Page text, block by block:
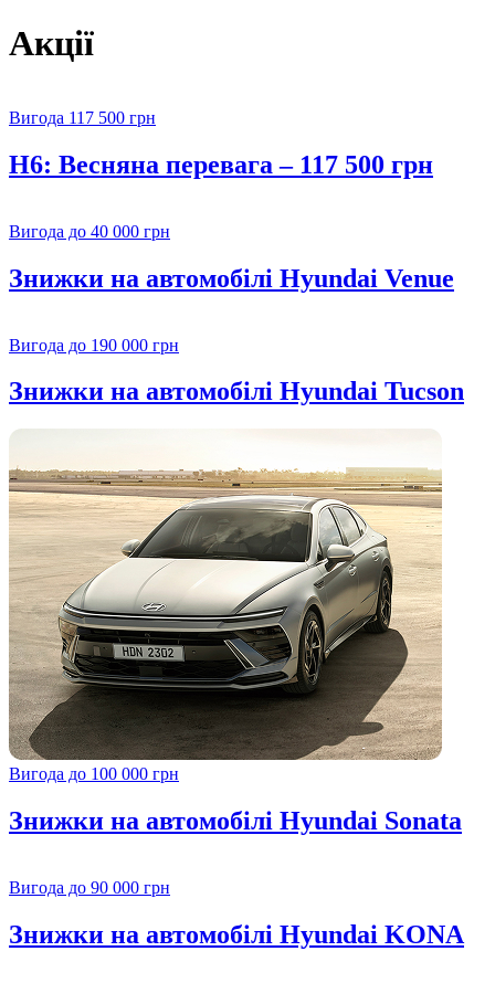
Акції
Вигода 117 500 грн
H6: Весняна перевага – 117 500 грн
Вигода до 40 000 грн
Знижки на автомобілі Hyundai Venue
Вигода до 190 000 грн
Знижки на автомобілі Hyundai Tucson
Вигода до 100 000 грн
Знижки на автомобілі Hyundai Sonata
Вигода до 90 000 грн
Знижки на автомобілі Hyundai KONA